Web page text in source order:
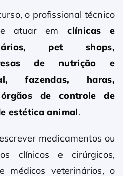
o profissional técnico
atuar emclínicas e
pet shops,
de nutrição e
fazendas, haras,
de controle de
estética animal.
medicamentos ou
clínicos e cirúrgicos,
médicos veterinários, o